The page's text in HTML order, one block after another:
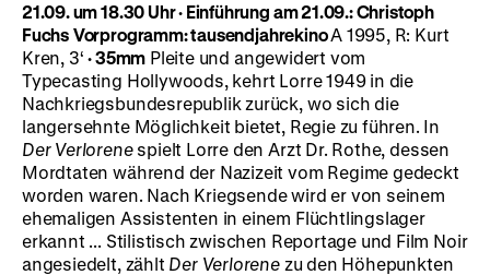
21.09. um 18.30 Uhr · Einführung am 21.09.: Christoph
Fuchs Vorprogramm:tausendjahrekinoA 1995, R: Kurt
Kren, 3‘· 35mm Pleite und angewidert vom
Typecasting Hollywoods, kehrt Lorre 1949 in die
Nachkriegsbundesrepublik zurück, wo sich die
langersehnte Möglichkeit bietet, Regie zu führen. In
Der Verlorenespielt Lorre den Arzt Dr. Rothe, dessen
Mordtaten während der Nazizeit vom Regime gedeckt
worden waren. Nach Kriegsende wird er von seinem
ehemaligen Assistenten in einem Flüchtlingslager
erkannt ... Stilistisch zwischen Reportage und Film Noir
angesiedelt, zählt Der Verlorene zu den Höhepunkten